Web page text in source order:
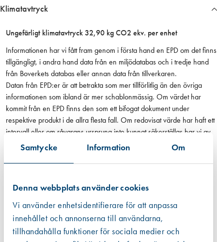
Samtycke Information Om
Denna webbplats använder cookies
Vi använder enhetsidentifierare för att anpassa
innehållet och annonserna till användarna,
tillhandahålla funktioner för sociala medier och
e
f
r
s
t
ä
r
k
t
Klimatavtryck
Ungefärligt klimatavtryck 32,90 kg CO2 ekv. per enhet
Informationen har vi fått fram genom i första hand en EPD om det finns
tillgängligt, i andra hand data från en miljödatabas och i tredje hand
från Boverkets databas eller annan data från tillverkaren.
Datan från EPD:er är att betrakta som mer tillförlitlig än den övriga
informationen som ibland är mer schablonmässig. Om värdet har
kommit från en EPD finns den som ett bifogat dokument under
respektive produkt i de allra flesta fall. Om redovisat värde har haft ett
intervall eller om råvarans ursprung inte kunnat säkerställas har vi av
trovärdighetsskäl valt det högsta värdet. För fogmassor har vi valt att
även inkludera emballaget, dvs patronen eller foliepåsen.
Läs mer